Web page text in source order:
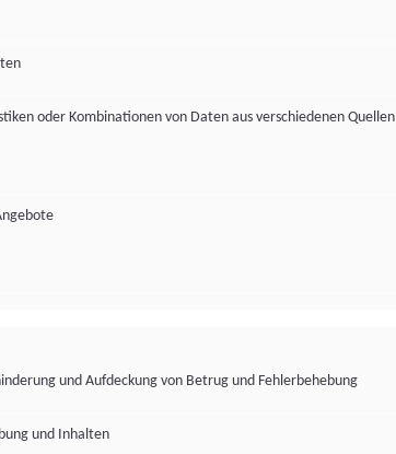
oder Kombinationen von Daten aus verschiedenen Quellen
und Aufdeckung von Betrug und Fehlerbehebung
und Inhalten